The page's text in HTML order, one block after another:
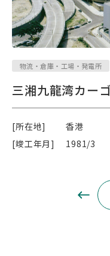
物流・倉庫・工場・発電所
三湘九龍湾カー
[所在地]
香港
[竣工年月]
1981/3